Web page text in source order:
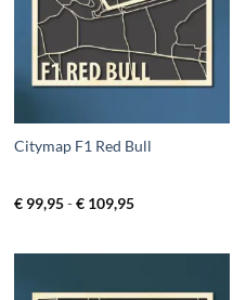
Citymap F1 Red Bull
€99,95 - €109,95Prijsklasse: